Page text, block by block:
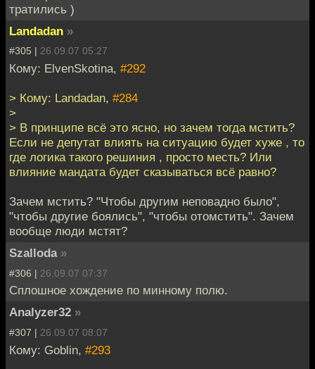
тратились )
Landadan »
#305 | 26.09.07 05:27
Кому: ElvenSkotina, #292
> Кому: Landadan, #284
>
> В принципе всё это ясно, но зачем тогда мстить?
Если не депутат влиять на ситуацию будет хуже , то
где логика такого решиния , просто месть? Или
влияние мандата будет сказываться всё равно?
Зачем мстить? "Чтобы другим неповадно было",
"чтобы другие боялись", "чтобы отомстить". Зачем
вообще люди мстят?
Szalloda »
#306 | 26.09.07 07:37
Сплошное хождение по минному полю.
Analyzer32 »
#307 | 26.09.07 08:07
Кому: Goblin, #293